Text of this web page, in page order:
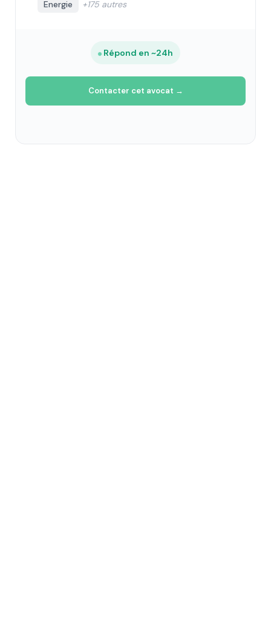
Energie
+175 autres
Répond en ~24h
Contacter cet avocat →